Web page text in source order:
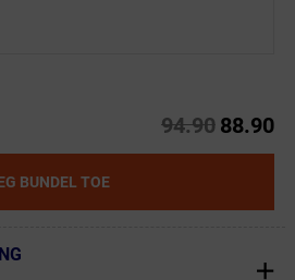
94.90 88.90
BUNDEL TOE